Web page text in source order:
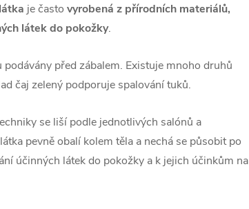
látka je často vyrobená z přírodních materiálů,
látek do pokožky.
před zábalem. Existuje mnoho druhů
čaj zelený podporuje spalování tuků.
se liší podle jednotlivých salónů a
pevně obalí kolem těla a nechá se působit po
účinných látek do pokožky a k jejich účinkům na